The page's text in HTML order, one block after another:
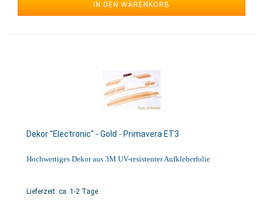
IN DEN WARENKORB
Dekor "Electronic" - Gold - Primavera ET3
Hochwertiges Dekor aus 3M UV-resistenter Aufkleberfolie
Lieferzeit: ca. 1-2 Tage